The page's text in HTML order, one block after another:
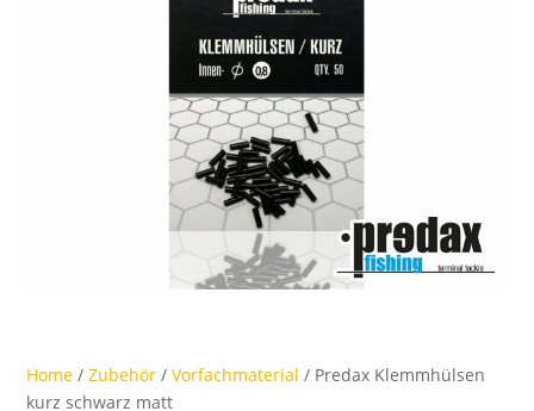
Home /Zubehör /Vorfachmaterial / Predax Klemmhülsen
kurz schwarz matt